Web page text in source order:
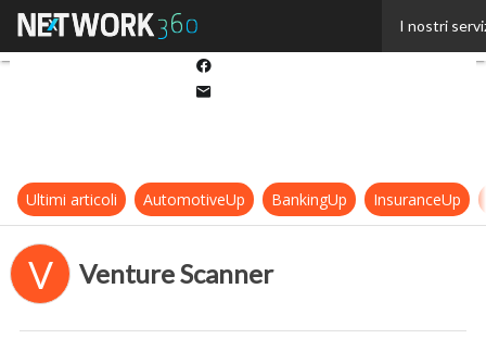
I nostri
Ultimi articoli AutomotiveUp BankingUp InsuranceUp
V Venture Scanner